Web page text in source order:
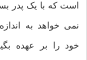
است که با یک پدر
نمی خواهد به
خود را بر عهده